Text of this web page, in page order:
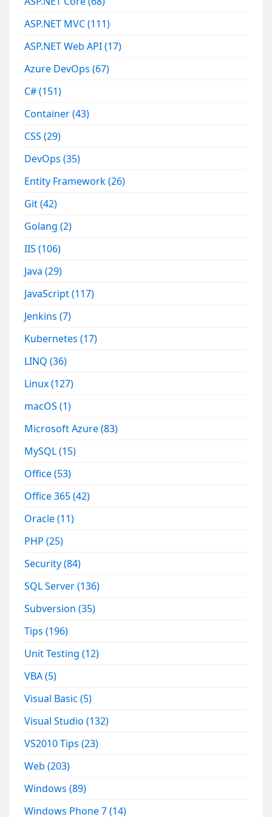
ASP.NET MVC(111)
ASP.NET Web API(17)
Azure DevOps(67)
C#(151)
Container(43)
CSS(29)
DevOps(35)
Entity Framework(26)
Git(42)
Golang(2)
IIS(106)
Java(29)
JavaScript(117)
Jenkins(7)
Kubernetes(17)
LINQ(36)
Linux(127)
macOS(1)
Microsoft Azure(83)
MySQL(15)
Office(53)
Office 365(42)
Oracle(11)
PHP(25)
Security(84)
SQL Server(136)
Subversion(35)
Tips(196)
Unit Testing(12)
VBA(5)
Visual Basic(5)
Visual Studio(132)
VS2010 Tips(23)
Web(203)
Windows(89)
Windows Phone 7(14)